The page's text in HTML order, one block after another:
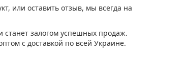
или оставить отзыв, мы всегда на
станет залогом успешных продаж.
с доставкой по всей Украине.